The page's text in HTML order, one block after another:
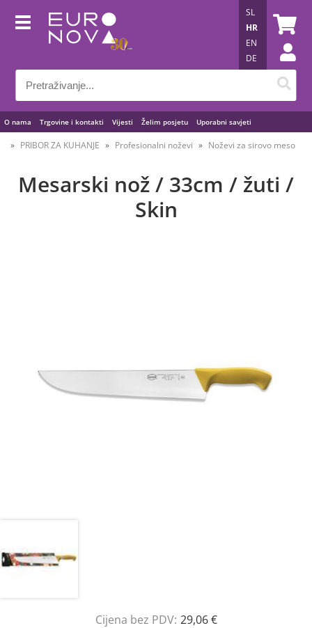
O nama Trgovine i kontakti Vijesti Želim posjetu Uporabni savjeti
SL
HR
EN
DE
PRIBOR ZA KUHANJE Profesionalni noževi Noževi za sirovo meso
Mesarski nož / 33cm / žuti /
Skin
Cijena bez PDV: 29,06 €